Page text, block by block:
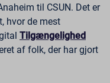
til CSUN. Det er
hvor de mest
Tilgængelighed
af folk, der har gjort